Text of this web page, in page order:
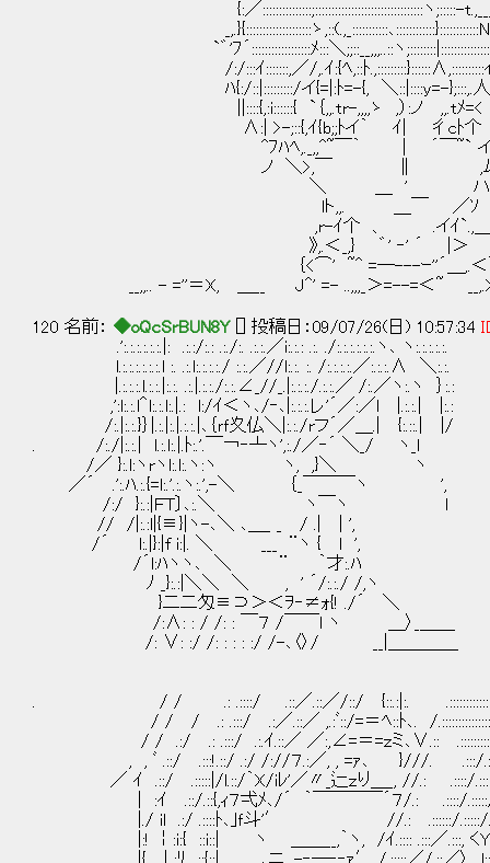
{:／:::::::::::::::;:::::::::::::::::::::::::::::::::ヽ;:::::-
_,.}{::::::::::::::::::::ゝ,::(.,_:::::::::::､
`゛'ﾌ´::::::::::::::::::ﾒ:::＼;;::__,,,..::ヽ
/:/:::ｲ:::::::,／/,.ｲ:{ﾍ,::ﾄ.,:::::::::}::::::∧,::::::::::ｲ从
ﾊ{:/::|:::::::::/イ{=|:ﾄ=-{, ＼::|::::y=-};:::,.人
||::::{,:i::::::{ `｛,,.tr-,,,,ゝ ,）:ノ ,,.tﾒ=< ＼
∧:| >-;::{,ｲ{b;;ﾄイ｀ ｲ| 彳cﾄ个 ,.
^ﾌﾊﾍ,._,,^~￣｀ | ´￣~` イyrｿ
ノ ＼>,￣ ∥ ,ﾑｲ´ （もうやだな…
＼ ＿ ' ハ
lト,,. ＿￣ ／ｿ
,r-ｲ个 、 .イｲ`.,
》,.＜_,} ゛' ‐' ´ |＞
｛<⌒' ~^ =―---ｰ''´＿,.＜
__,,.. - =''＝X, ＿__ J^' =- ..,,,_＞=--=＜~ __,.>
120 名前： ◆oQcSrBUN8Y [] 投稿日：09/07/26(日) 10:57:34
.':.:.:.:.:.:.|: .:.:/:.: .:./:. .:.:.／i:.:.: .:. ./:.:.:.:.:.:.ヽ､ ヽ:.:.:.:.:.
l.:.:.:.:.:.:.l :. .:.l:.:.:.:./ :.:.／//l:.:. :. /:.:.:.:.／:.:.:.∧ ＼:.:.
|.:.:.:.l.:.:.|:.:. .:.|.:.:./:.:.∠_//_.|:.:.:./.:.:.／ /:.／ヽ:.ヽ ｝:.:
,':l:.:.l＾l:.:.l:.|.: l:/ｲ＜ヽ､/‐､|:.:.:.レ'´／:／l |.:.:.| |:.:
/:.|:.:.}｝|.:.|:.|.:.:.|､｛ｒｆ夊仏＼|:.:./rフ´／＿.| {:.::.| |/
. /:./|:.:.| l.:.l:.|.ﾄ:.'.￣￢‐┴ヽ',:./／‐´ ＼_/ ヽ_l
/／ }:.l:ヽrヽl:.l:.ヽ:ヽ ヽ, ,}＼ ヽ
／´ .':.ﾊ.:.{=l:.'.:.ヽ:.',-＼ ｛_￣￣￣ヽ ', 今日と
/:/ }:.:|ＦT〕､:.＼ ヽ￣ヽ l 信じそ
// /|:.:l|{≡}|ヽ-､＼ ､＿_ _ / .| | ', だけれど
/´ l:.|}:|f i:|. ＼ ___ ¨ヽ { l ', キミの帰る
/´l:ﾊヽヽ､ ＼ ¨ ｀才:.ﾊ キミのママ
ﾉ _}:.:|＼＼ ＼ , ' ´/:.:./ /,ヽ
}二二匁≡⊃＞＜ｦ‐≠ｫ{! ./´ ＼
/:∧: : / /: : ￣７ /￣￣l ヽ ＿〉_＿＿
/: ∨: :/ /: : : : :/ /-､〈〉/ __|＿＿＿＿
. / / .: .::::/ .::／.::／/::/ {::.:|:.
/ / / .: .:::/ .:／.::／ ,.:ﾞ::/=＝ﾍ::ﾄ､. /
/ / .:/ .: .:::/ .:.ｲ.::／ ／:,∠=＝=ｚミ､∨.::
, , ﾞ .::/ .:::!.::/ .:/ /://７.:／, , =ｧ､ }///. .:::/
／ ｲ .::/ .:::::|/l.::/｀X/iﾚ'／〃_辷ｚり＿_, //.: .::::/
| :ｲ .::/.::{,ｨ７弌ﾒ､/´ ｀￣￣￣￣´７/.:
|./ il .:/ .::::ﾄ､｣ｆ斗'′ //.: .::::::/.:::::/
|:! ￤:i:{ ::i::| ヽ ＿＿__,｀ヽ, /ｲ.:::: .:::／.:::, く